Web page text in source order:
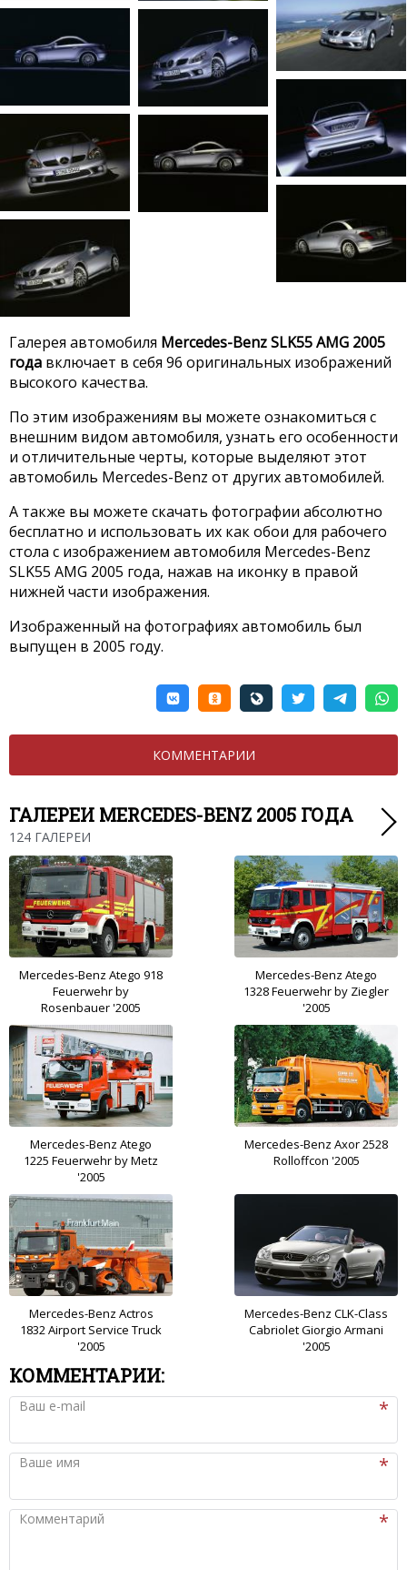
Галерея автомобиля Mercedes-Benz SLK55 AMG 2005
года включает в себя 96 оригинальных изображений
высокого качества.
По этим изображениям вы можете ознакомиться с
внешним видом автомобиля, узнать его особенности
и отличительные черты, которые выделяют этот
автомобиль Mercedes-Benz от других автомобилей.
А также вы можете скачать фотографии абсолютно
бесплатно и использовать их как обои для рабочего
стола с изображением автомобиля Mercedes-Benz
SLK55 AMG 2005 года, нажав на иконку в правой
нижней части изображения.
Изображенный на фотографиях автомобиль был
выпущен в 2005 году.
КОММЕНТАРИИ
ГАЛЕРЕИ MERCEDES-BENZ 2005 ГОДА
124 ГАЛЕРЕИ
Mercedes-Benz Atego 918
Feuerwehr by
Rosenbauer '2005
Mercedes-Benz Atego
1328 Feuerwehr by Ziegler
'2005
Mercedes-Benz Atego
1225 Feuerwehr by Metz
'2005
Mercedes-Benz Axor 2528
Rolloffcon '2005
Mercedes-Benz Actros
1832 Airport Service Truck
'2005
Mercedes-Benz CLK-Class
Cabriolet Giorgio Armani
'2005
КОММЕНТАРИИ:
Ваш e-mail
Ваше имя
Комментарий